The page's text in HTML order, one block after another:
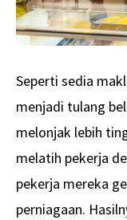
Seperti sedia
menjadi tulang
melonjak lebih
melatih pekerja
pekerja mereka
perniagaan.